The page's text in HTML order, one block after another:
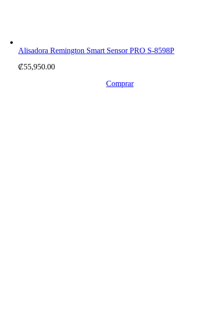
Alisadora Remington Smart Sensor PRO S-8598P
₡55,950.00
Comprar